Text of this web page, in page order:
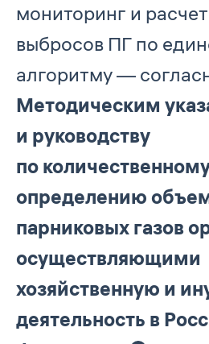
мониторинг и
выбросов ПГ по
алгоритму —
Методическим
и руководству
по
определению
парниковых газов
осуществляющими
хозяйственную и
деятельность в